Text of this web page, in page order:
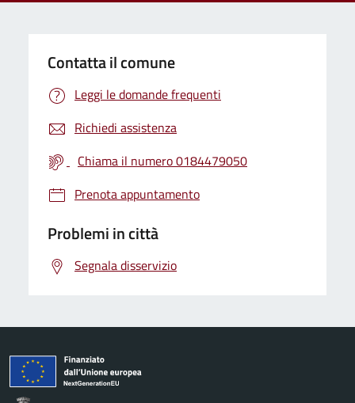
Contatta il comune
Leggi le domande frequenti
Richiedi assistenza
Chiama il numero 0184479050
Prenota appuntamento
Problemi in città
Segnala disservizio